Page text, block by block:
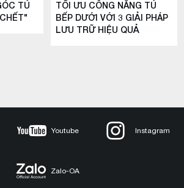
TỦ
TỐI ƯU CÔNG NĂNG TỦ
BẾP DƯỚI VỚI 3 GIẢI PHÁP
LƯU TRỮ HIỆU QUẢ
Youtube Instagram
Zalo-OA